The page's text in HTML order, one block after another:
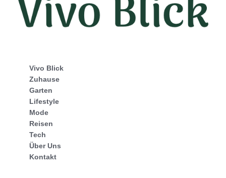
Vivo Blick
Zuhause
Garten
Lifestyle
Mode
Reisen
Tech
Über Uns
Kontakt